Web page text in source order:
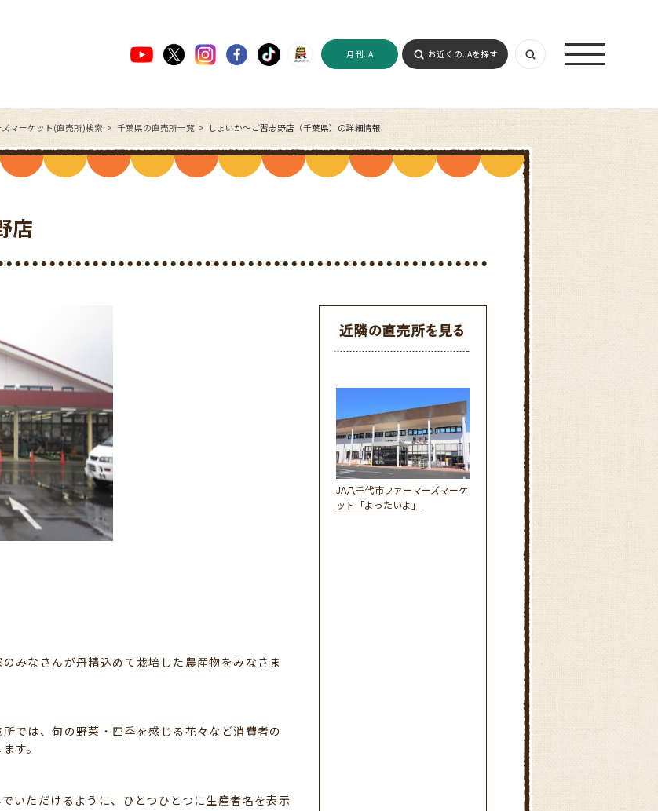
月刊JA お近くのJAを探す
ズマーケット(直売所)検索 千葉県の直売所一覧 しょいか～ご習志野店（千葉県）の詳細情報
店
みなさんが丹精込めて栽培した農産物をみなさま
では、旬の野菜・四季を感じる花々など消費者の
す。
いただけるように、ひとつひとつに生産者名を表示
JA八千代市ファーマーズマーケ
ット「よったいよ」